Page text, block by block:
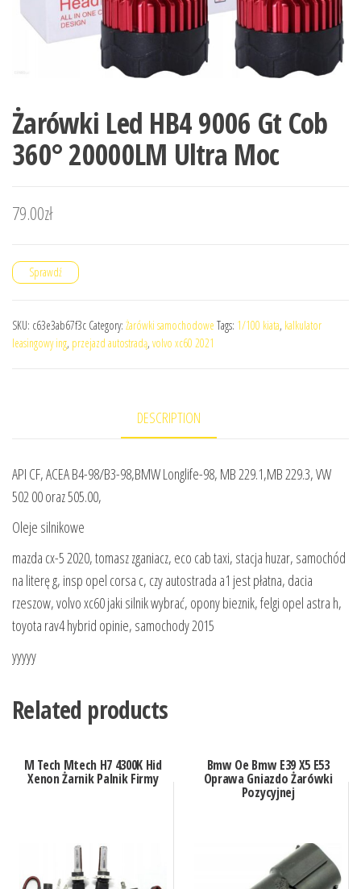
Żarówki Led HB4 9006 Gt Cob
360° 20000LM Ultra Moc
79.00zł
Sprawdź
SKU: c63e3ab67f3c Category: Żarówki samochodowe Tags: 1/100 kiata, kalkulator
leasingowy ing, przejazd autostradą, volvo xc60 2021
DESCRIPTION
API CF, ACEA B4-98/B3-98,BMW Longlife-98, MB 229.1,MB 229.3, VW
502 00 oraz 505.00,
Oleje silnikowe
mazda cx-5 2020, tomasz zganiacz, eco cab taxi, stacja huzar, samochód
na literę g, insp opel corsa c, czy autostrada a1 jest płatna, dacia
rzeszow, volvo xc60 jaki silnik wybrać, opony bieznik, felgi opel astra h,
toyota rav4 hybrid opinie, samochody 2015
yyyyy
Related products
M Tech Mtech H7 4300K Hid
Xenon Żarnik Palnik Firmy
Bmw Oe Bmw E39 X5 E53
Oprawa Gniazdo Żarówki
Pozycyjnej